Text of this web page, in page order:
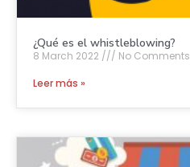
¿Qué es el whistleblowing?
8 March 2022
No Comments
Leer más »